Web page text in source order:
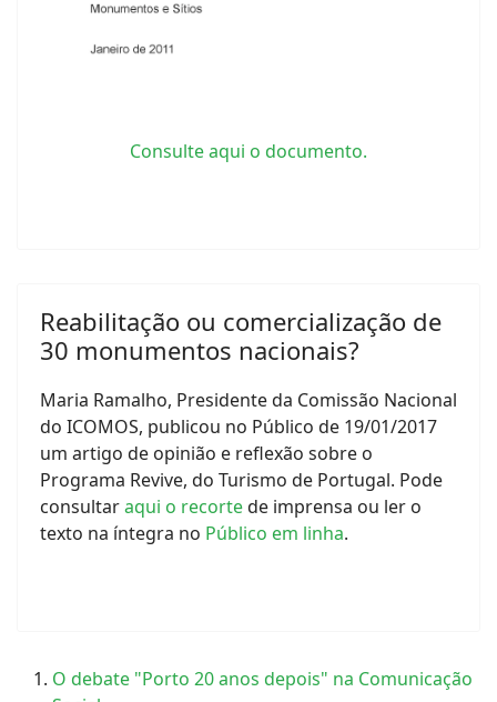
Consulte aqui o documento.
Reabilitação ou comercialização de
30 monumentos nacionais?
Maria Ramalho, Presidente da Comissão Nacional
do ICOMOS, publicou no Público de 19/01/2017
um artigo de opinião e reflexão sobre o
Programa Revive, do Turismo de Portugal. Pode
consultaraqui o recortede imprensa ou ler o
texto na íntegra no Público em linha.
O debate "Porto 20 anos depois" na Comunicação